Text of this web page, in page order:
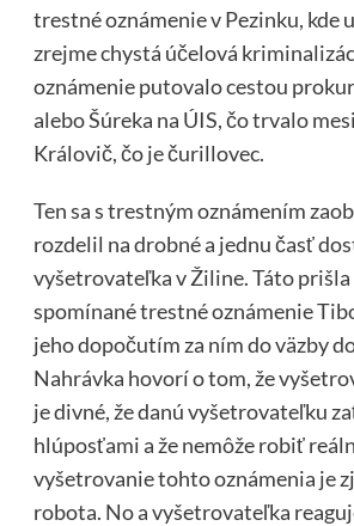
trestné oznámenie v Pezinku, kde
zrejme chystá účelová
oznámenie putovalo cestou
alebo Šúreka na ÚIS, čo trvalo
Královič, čo je čurillovec.
Ten sa s trestným oznámením
rozdelil na drobné a jednu časť
vyšetrovateľka v Žiline. Táto
spomínané trestné oznámenie
jeho dopočutím za ním do väzby
Nahrávka hovorí o tom, že
je divné, že danú vyšetrovateľku
hlúposťami a že nemôže robiť
vyšetrovanie tohto oznámenia je
robota. No a vyšetrovateľka